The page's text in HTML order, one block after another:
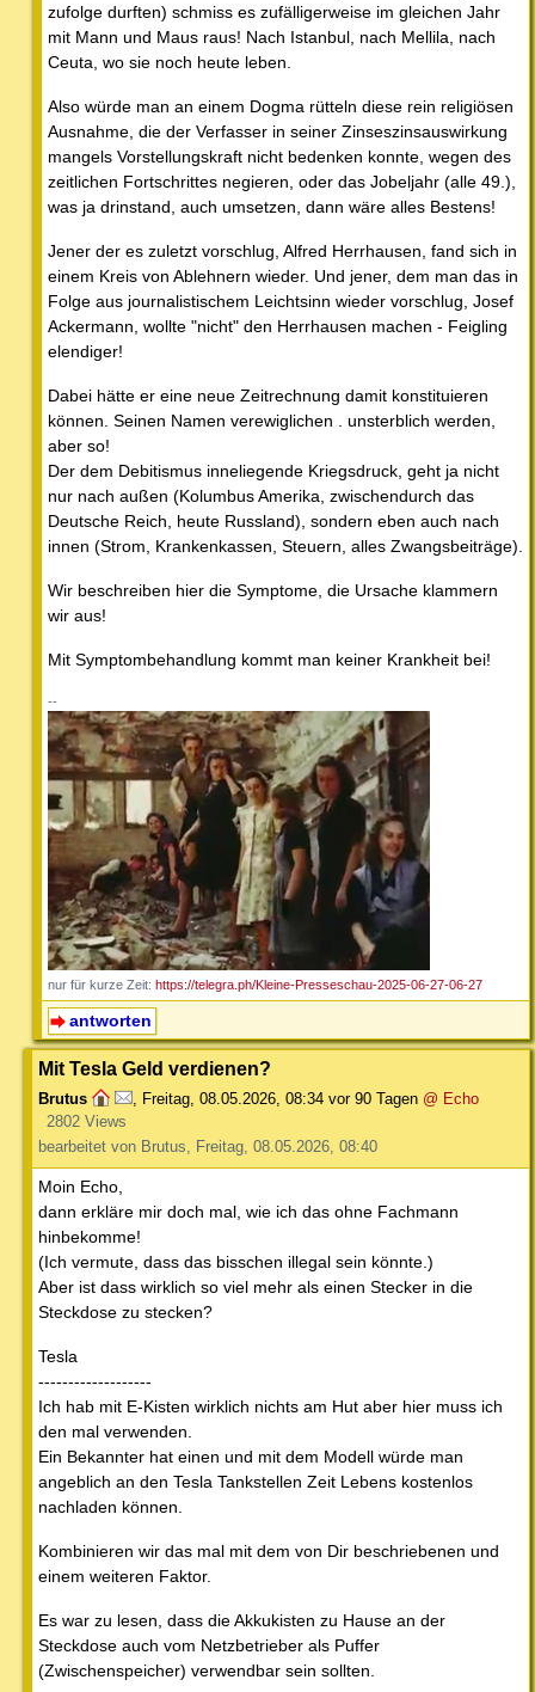
zufolge durften) schmiss es zufälligerweise im gleichen Jahr
mit Mann und Maus raus! Nach Istanbul, nach Mellila, nach
Ceuta, wo sie noch heute leben.
Also würde man an einem Dogma rütteln diese rein religiösen
Ausnahme, die der Verfasser in seiner Zinseszinsauswirkung
mangels Vorstellungskraft nicht bedenken konnte, wegen des
zeitlichen Fortschrittes negieren, oder das Jobeljahr (alle 49.),
was ja drinstand, auch umsetzen, dann wäre alles Bestens!
Jener der es zuletzt vorschlug, Alfred Herrhausen, fand sich in
einem Kreis von Ablehnern wieder. Und jener, dem man das in
Folge aus journalistischem Leichtsinn wieder vorschlug, Josef
Ackermann, wollte "nicht" den Herrhausen machen - Feigling
elendiger!
Dabei hätte er eine neue Zeitrechnung damit konstituieren
können. Seinen Namen verewiglichen . unsterblich werden,
aber so!
Der dem Debitismus inneliegende Kriegsdruck, geht ja nicht
nur nach außen (Kolumbus Amerika, zwischendurch das
Deutsche Reich, heute Russland), sondern eben auch nach
innen (Strom, Krankenkassen, Steuern, alles Zwangsbeiträge).
Wir beschreiben hier die Symptome, die Ursache klammern
wir aus!
Mit Symptombehandlung kommt man keiner Krankheit bei!
--
nur für kurze Zeit: https://telegra.ph/Kleine-Presseschau-2025-06-27-06-27
antworten
Mit Tesla Geld verdienen?
Brutus Freitag, 08.05.2026, 08:34 vor 90 Tagen @ Echo
2802 Views
bearbeitet von Brutus, Freitag, 08.05.2026, 08:40
Moin Echo,
dann erkläre mir doch mal, wie ich das ohne Fachmann
hinbekomme!
(Ich vermute, dass das bisschen illegal sein könnte.)
Aber ist dass wirklich so viel mehr als einen Stecker in die
Steckdose zu stecken?
Tesla
-------------------
Ich hab mit E-Kisten wirklich nichts am Hut aber hier muss ich
den mal verwenden.
Ein Bekannter hat einen und mit dem Modell würde man
angeblich an den Tesla Tankstellen Zeit Lebens kostenlos
nachladen können.
Kombinieren wir das mal mit dem von Dir beschriebenen und
einem weiteren Faktor.
Es war zu lesen, dass die Akkukisten zu Hause an der
Steckdose auch vom Netzbetrieber als Puffer
(Zwischenspeicher) verwendbar sein sollten.